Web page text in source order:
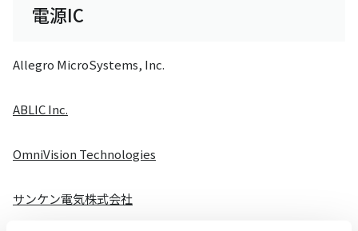
電源IC
Allegro MicroSystems, Inc.
ABLIC Inc.
OmniVision Technologies
サンケン電気株式会社